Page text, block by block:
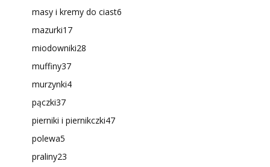
masy i kremy do ciast6
mazurki17
miodowniki28
muffiny37
murzynki4
pączki37
pierniki i piernikczki47
polewa5
praliny23